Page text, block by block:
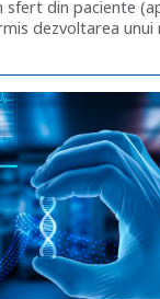
din paciente
dezvoltarea